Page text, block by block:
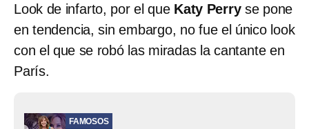
Look de infarto, por el que Katy Perryse pone
en tendencia, sin embargo, no fue el único look
con el que se robó las miradas la cantante en
París.
FAMOSOS